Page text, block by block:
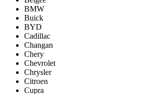
BMW
Buick
BYD
Cadillac
Changan
Chery
Chevrolet
Chrysler
Citroen
Cupra